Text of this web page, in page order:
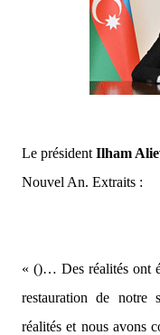
Le président Ilham
Nouvel An. Extraits :
« ()… Des réalités ont
restauration de notre
réalités et nous avons